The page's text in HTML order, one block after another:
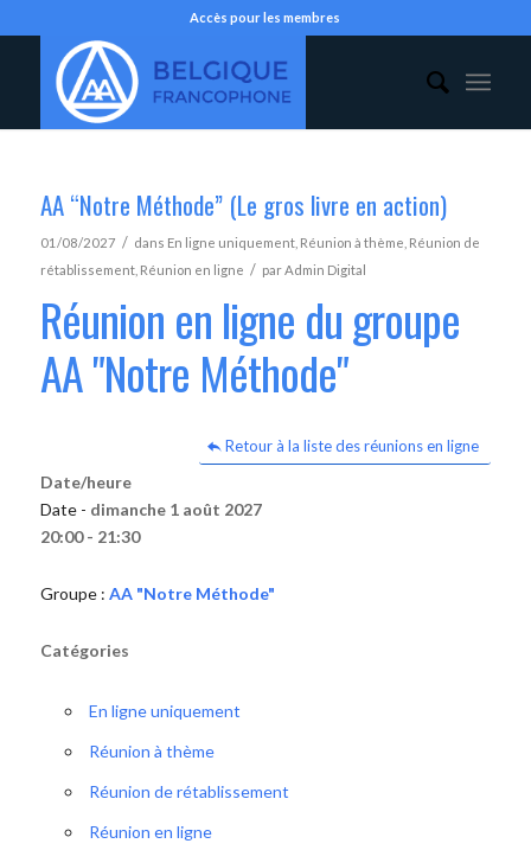
Accès pour les membres
AA “Notre Méthode” (Le gros livre en action)
01/08/2027 / dans En ligne uniquement, Réunion à thème Réunion de
rétablissement, Réunion en ligne / parAdmin Digital
Réunion en ligne du groupe
AA "Notre Méthode"
Retour à la liste des réunions en ligne
Date/heure
Date - dimanche 1 août 2027
20:00 - 21:30
Groupe : AA "Notre Méthode"
Catégories
En ligne uniquement
Réunion à thème
Réunion de rétablissement
Réunion en ligne